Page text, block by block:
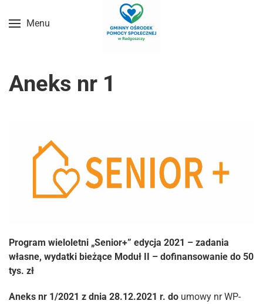
Przejdź do treści głównej
Menu
Aneks nr 1
Program wieloletni „Senior+” edycja 2021 – zadania
własne, wydatki bieżące Moduł II – dofinansowanie do 50
tys. zł
Aneks nr 1/2021 z dnia 28.12.2021 r. do umowy nr WP-